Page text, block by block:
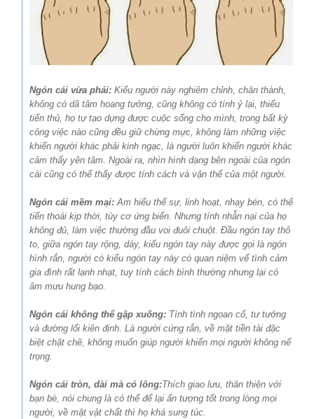
Ngón cái vừa phải: Kiểu người này nghiêm chỉnh, chân thành,
không có dã tâm hoang tưởng, cũng không có tính ỷ lại, thiếu
tiến thủ, họ tự tạo dựng được cuộc sống cho mình, trong bất kỳ
công việc nào cũng đều giữ chừng mực, không làm những việc
khiến người khác phải kinh ngạc, là người luôn khiến người khác
cảm thấy yên tâm. Ngoài ra, nhìn hình dạng bên ngoài của ngón
cái cũng có thể thấy được tính cách và vận thế của một người.
Ngón cái mềm mại: Am hiểu thế sự, linh hoạt, nhạy bén, có thể
tiến thoái kịp thời, tùy cơ ứng biến. Nhưng tính nhẫn nại của họ
không đủ, làm việc thường đầu voi đuôi chuột. Đầu ngón tay thô
to, giữa ngón tay rộng, dày, kiểu ngón tay này được gọi là ngón
hình rắn, người có kiểu ngón tay này có quan niệm vể tình cảm
gia đình rất lạnh nhạt, tuy tính cách bình thường nhưng lại có
âm mưu hung bạo.
Ngón cái không thể gập xuống: Tính tình ngoan cố, tư tưởng
và đường lối kiên định. Là người cứng rắn, về mặt tiền tài đặc
biệt chặt chẽ, không muốn giúp người khiến mọi người không nể
trọng.
Ngón cái tròn, dài mà có lông:Thích giao lưu, thân thiện với
bạn bè, nói chung là có thể để lại ấn tượng tốt trong lòng mọi
người, về mặt vật chất thì họ khá sung túc.